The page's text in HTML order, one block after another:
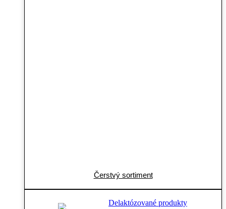
Čerstvý sortiment